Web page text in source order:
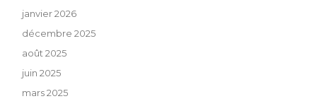
janvier 2026
décembre 2025
août 2025
juin 2025
mars 2025